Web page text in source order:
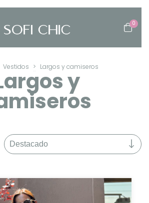
0
Vestidos > Largos y camiseros
y